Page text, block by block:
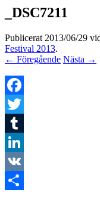
_DSC7211
Publicerat 2013/06/29
Festival 2013.
← Föregående Nästa →
Facebook
Twitter
Tumblr
LinkedIn
VK